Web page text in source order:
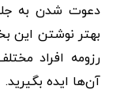
دعوت شدن به
بهتر نوشتن این
رزومه افراد
آن‌ها ایده بگیرید.